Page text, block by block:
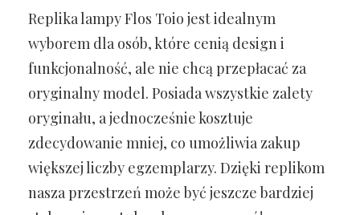
Replika lampy Flos Toio jest idealnym
wyborem dla osób, które cenią design i
funkcjonalność, ale nie chcą przepłacać za
oryginalny model. Posiada wszystkie zalety
oryginału, a jednocześnie kosztuje
zdecydowanie mniej, co umożliwia zakup
większej liczby egzemplarzy. Dzięki replikom
nasza przestrzeń może być jeszcze bardziej